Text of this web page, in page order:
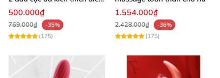
G âm đạo
500.000₫
769.000₫
-35%
(175)
1.554.000₫
2.428.000₫
-36%
(175)